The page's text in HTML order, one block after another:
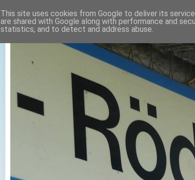
This site uses cookies from Google to deliver its
are shared with Google along with performance and
statistics, and to detect and address abuse.